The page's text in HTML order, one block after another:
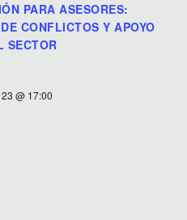
PARA ASESORES:
CONFLICTOS Y APOYO
SECTOR
@ 17:00